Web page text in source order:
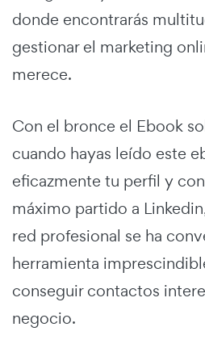
donde encontrarás
gestionar el marketing
merece.
Con el bronce el Ebook
cuando hayas leído este
eficazmente tu perfil y
máximo partido a
red profesional se ha
herramienta
conseguir contactos
negocio.